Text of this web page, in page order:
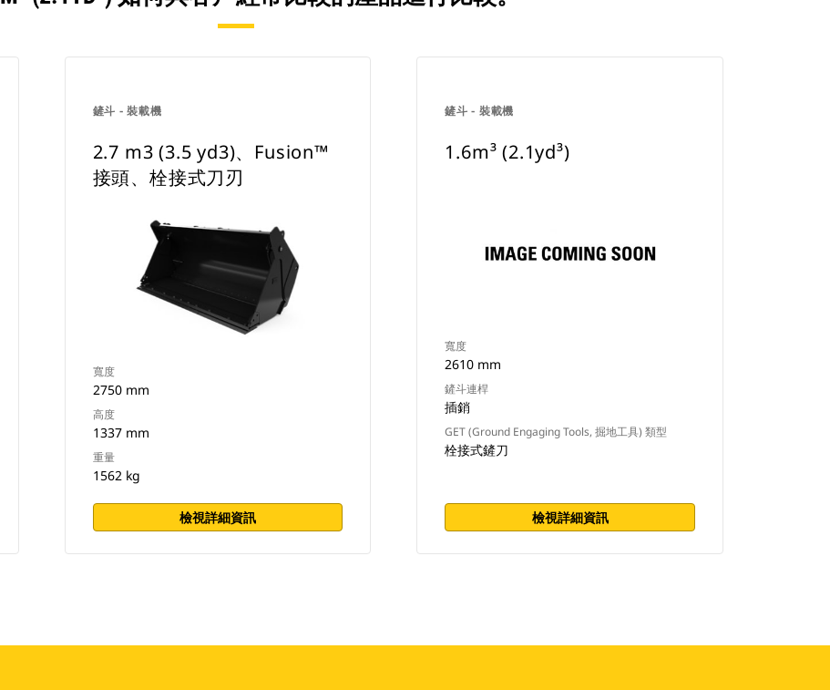
鏟斗 - 裝載機
2.7 m3 (3.5 yd3)、Fusion™
接頭、栓接式刀刃
寬度
2750 mm
高度
1337 mm
重量
1562 kg
檢視詳細資訊
鏟斗 - 裝載機
1.6m³ (2.1yd³)
寬度
2610 mm
鏟斗連桿
插銷
GET (Ground Engaging Tools, 掘地工具) 類型
栓接式鏟刀
檢視詳細資訊